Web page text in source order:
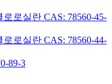
로실란 CAS: 78560-45-
로실란 CAS: 78560-44-
89-3